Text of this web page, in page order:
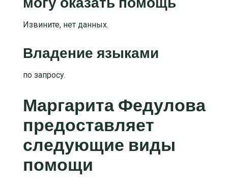
Извините, нет данных.
Владение языками
по запросу.
Маргарита Федулова
предоставляет
следующие виды
помощи